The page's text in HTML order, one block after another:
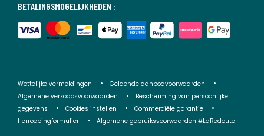
BETALINGSMOGELIJKHEDEN :
Wettelijke vermeldingen
Geldende aanbodvoorwaarden
Algemene verkoopsvoorwaarden
Bescherming van persoonlijke
gegevens
Cookies instellen
Commerciële garantie
Herroepingformulier
Algemene gebruiksvoorwaarden #LaRedoute